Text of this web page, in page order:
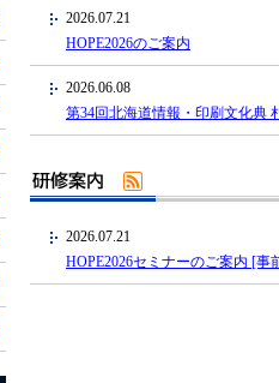
2026.07.21
HOPE2026のご案内
2026.06.08
第34回北海道情報・印刷文化典
2026.07.21
HOPE2026セミナーのご案内 [事